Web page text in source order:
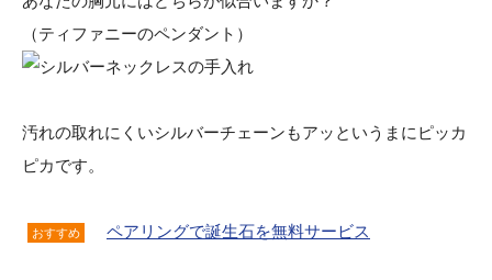
（ティファニーのペンダント）
汚れの取れにくいシルバーチェーンもアッというまにピッカ
ピカです。
おすすめ ペアリングで誕生石を無料サービス